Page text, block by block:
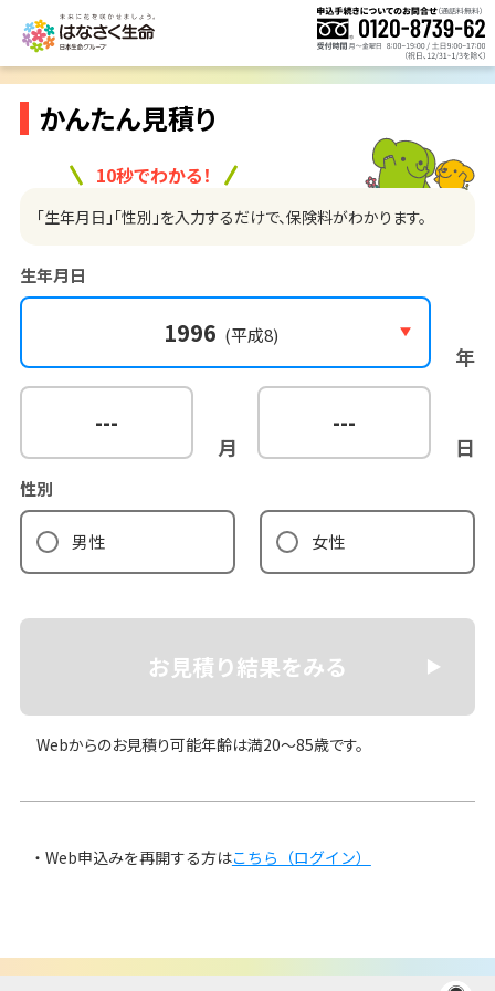
かんたん見積り
10秒でわかる！
「生年月日」「性別」を入力するだけで、保険料がわかります。
生年月日
1996 (平成8)
年
---
月
---
日
性別
男性 女性
お見積り結果をみる
Webからのお見積り可能年齢は満20〜85歳です。
Web申込みを再開する方はこちら（ログイン）